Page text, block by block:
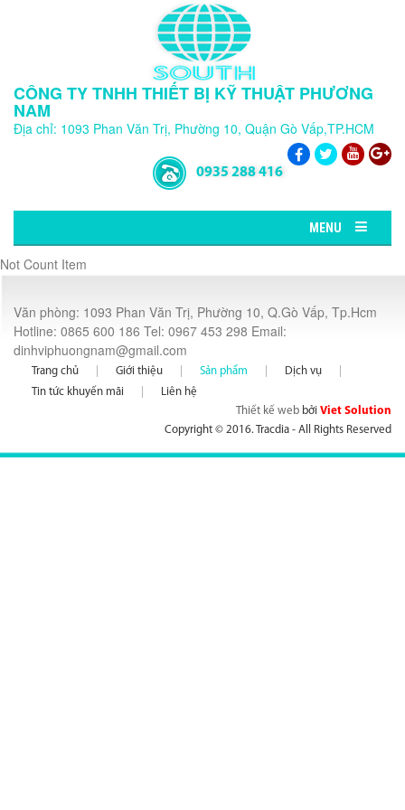
CÔNG TY TNHH THIẾT BỊ KỸ THUẬT PHƯƠNG
NAM
Địa chỉ: 1093 Phan Văn Trị, Phường 10, Quận Gò Vấp,TP.HCM
0935 288 416
MENU
Not Count Item
Văn phòng: 1093 Phan Văn Trị, Phường 10, Q.Gò Vấp, Tp.Hcm
Hotline: 0865 600 186 Tel: 0967 453 298 Email:
dinhviphuongnam@gmail.com
Trang chủ Giới thiệu Sản phẩm
Dịch vụ
Tin tức khuyến mãi
Liên hệ
Thiết kế web bởi Viet Solution
Copyright © 2016. Tracdia - All Rights Reserved